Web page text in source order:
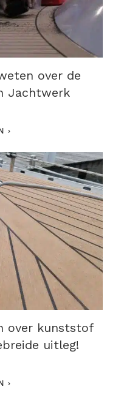
over de
Jachtwerk
over kunststof
uitleg!